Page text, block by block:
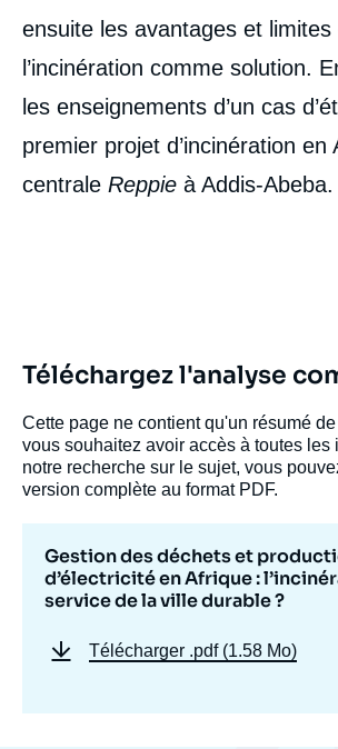
ensuite les avantages et limites
l’incinération comme solution.
les enseignements d’un cas
premier projet d’incinération en
centrale Reppie à Addis-Abeba.
Téléchargez l'analyse
Cette page ne contient qu'un résumé
vous souhaitez avoir accès à toutes les
notre recherche sur le sujet, vous
version complète au format PDF.
Gestion des déchets et
d’électricité en Afrique :
service de la ville durable ?
Télécharger .pdf (1.58 Mo)
Hugo LE PICARD, « Gestion des
production d’électricité en Afrique :
l’incinération au service de la ville
», Études, Ifri, 18 septembre 2019.
Copier